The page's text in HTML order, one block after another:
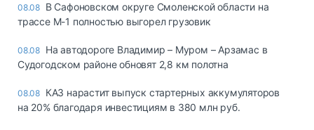
08.08 В Сафоновском округе Смоленской области на
трассе М-1 полностью выгорел грузовик
08.08 На автодороге Владимир – Муром – Арзамас в
Судогодском районе обновят 2,8 км полотна
08.08 КАЗ нарастит выпуск стартерных аккумуляторов
на 20% благодаря инвестициям в 380 млн руб.